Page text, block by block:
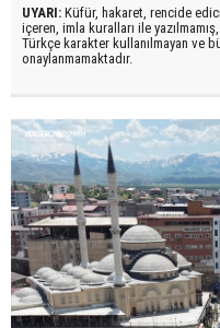
UYARI: Küfür, hakaret, rencide
içeren, imla kuralları ile yazılmamış,
Türkçe karakter kullanılmayan ve
onaylanmamaktadır.